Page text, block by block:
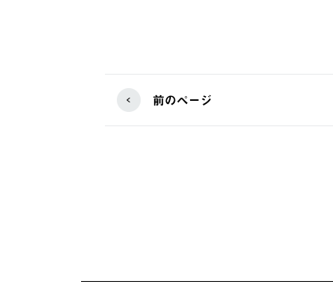
前のページ